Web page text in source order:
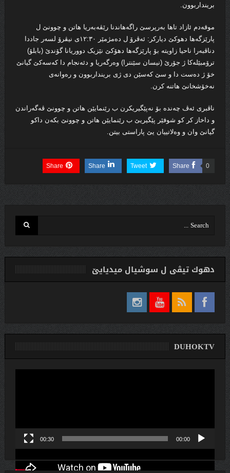
برینداربوون.
موقەدم ئازاد تاھا بەرپرسێ راگەھاندنا رێڤەبەریا ھاتن و چوونێ ل
پارێزگەھا دھوکێ دیارکر: ئەڤرۆ ل دەمژمێر ١٢:٣٠ی نیڤرۆ لسەر جاددا
دناڤبەرا ناحیا زاویتە بۆ پارێزگەھا دھۆکێ نێزیک دووریانا گۆندێ (بابلۆ)
ترۆمبێلەکا ژ جۆرێ (نیسان سێنترا) وەرگەریا و دئەنجام دا کەسەکێ گیانێ
خۆ ژ دەست دا و سێ کەسێن دی ژی برینداربوون و رەوانەی
نەخۆشخانێ ھاتنه‌ کرن.
ناڤبرى ئەڤ چەندە بۆ نەپێگیریکرن ب رێنمایێن ھاتن و چوونێ ڤەگەراندن
و داخاز کر کو شوفێر پێگیریێ ب رێنمایێن ھاتن و چوونێ بکەن داکو
گیانێ وان و وەلاتییان یێ پاراستی بیتن.
Share 0
Tweet
Share
Share
دهوك تیڤی ل سوشیال ميديایێ
DUHOKTV
00:00
00:30